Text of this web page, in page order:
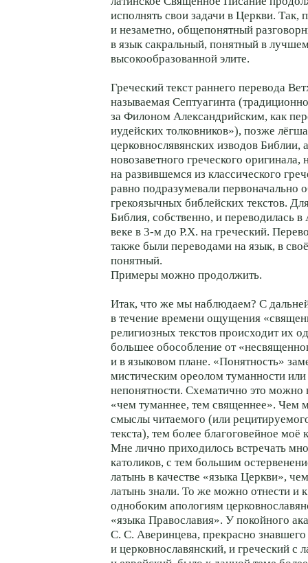
исполнять свои задачи в Церкви. Так,
и незаметно, общепонятный
в язык сакральный, понятный в
высокообразованной элите.
Греческий текст раннего перевода
называемая Септуагинта
за Филоном Александрийским, как
иудейских толковников»), позже
церковнослявянских изводов Библии,
новозаветного греческого оригинала,
на развившемся из классического
равно подразумевали первоначально
грекоязычных библейских текстов.
Библия, собственно, и переводилась в
веке в 3-м до Р.Х. на греческий.
также были переводами на язык, в
понятный.
Примеры можно продолжить.
Итак, что же мы наблюдаем? С
в течение времени ощущения
религиозных текстов происходит их
большее обособление от
и в языковом плане. «Понятность»
мистическим ореолом туманности
непонятности. Схематично это
«чем туманнее, тем священнее». Чем
смыслы читаемого (или
текста), тем более благоговейное
Мне лично приходилось встречать
католиков, с тем большим
латынь в качестве «языка Церкви»,
латынь знали. То же можно отнести и
однобоким апологиям
«языка Православия». У покойного
С. С. Аверинцева, прекрасно знавшего
и церковнославянский, и греческий с